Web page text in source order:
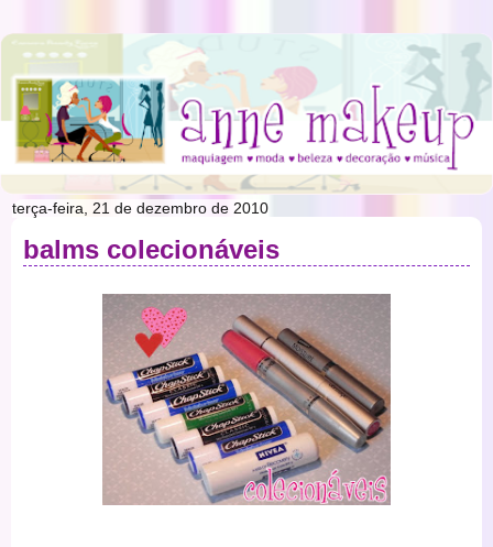
terça-feira, 21 de dezembro de 2010
balms colecionáveis